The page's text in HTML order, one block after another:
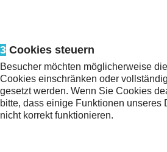
3 Cookies steuern
Besucher möchten möglicherweise
Cookies einschränken oder
gesetzt werden. Wenn Sie Cookies
bitte, dass einige Funktionen unseres
nicht korrekt funktionieren.